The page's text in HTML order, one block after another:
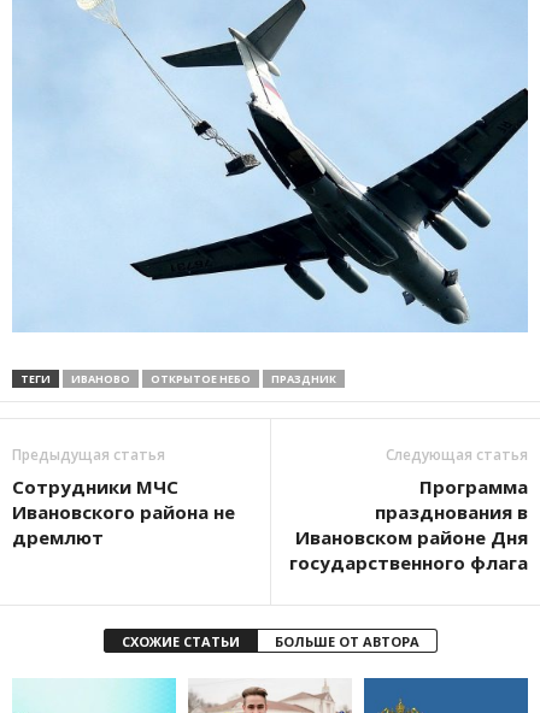
ТЕГИ ИВАНОВО ОТКРЫТОЕ НЕБО ПРАЗДНИК
Предыдущая статья
Сотрудники МЧС
Ивановского района не
дремлют
Следующая статья
Программа
празднования в
Ивановском районе Дня
государственного флага
СХОЖИЕ СТАТЬИ БОЛЬШЕ ОТ АВТОРА